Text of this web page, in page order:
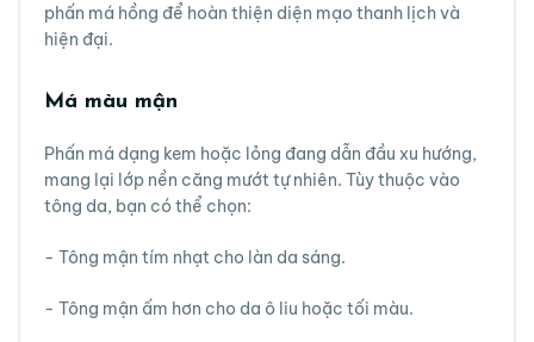
phấn má hồng để hoàn thiện diện mạo thanh lịch và
hiện đại.
Má màu mận
Phấn má dạng kem hoặc lỏng đang dẫn đầu xu hướng,
mang lại lớp nền căng mướt tự nhiên. Tùy thuộc vào
tông da, bạn có thể chọn:
- Tông mận tím nhạt cho làn da sáng.
- Tông mận ấm hơn cho da ô liu hoặc tối màu.